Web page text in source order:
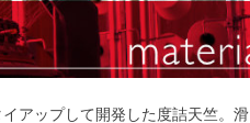
アップして開発した度詰天竺。滑